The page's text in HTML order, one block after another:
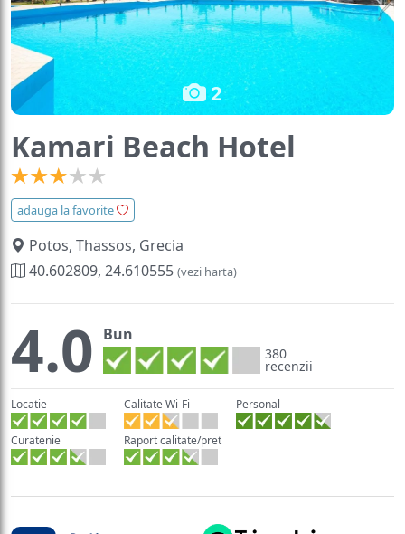
2
Kamari Beach Hotel
adauga la favorite
Potos, Thassos, Grecia
40.602809, 24.610555 (vezi harta)
4.0 Bun
380
recenzii
Locatie Calitate Wi-Fi Personal
Curatenie Raport calitate/pret